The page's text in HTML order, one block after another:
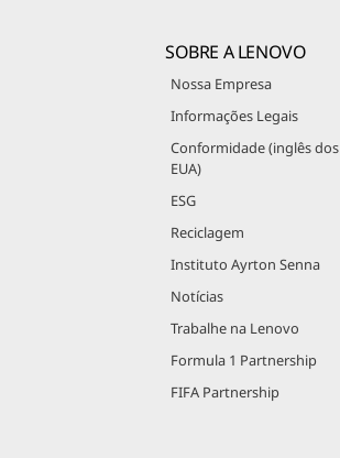
SOBRE A LENOVO
Nossa Empresa
Informações Legais
Conformidade (inglês dos
EUA)
ESG
Reciclagem
Instituto Ayrton Senna
Notícias
Trabalhe na Lenovo
Formula 1 Partnership
FIFA Partnership